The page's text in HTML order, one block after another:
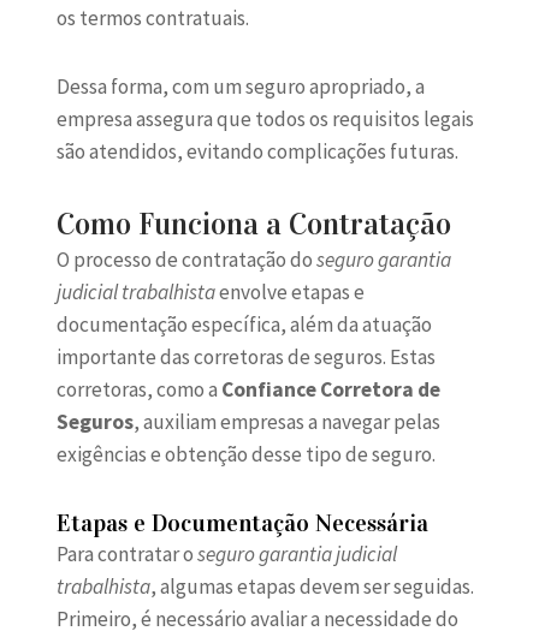
os termos contratuais.
Dessa forma, com um seguro apropriado, a
empresa assegura que todos os requisitos legais
são atendidos, evitando complicações futuras.
Como Funciona a Contratação
O processo de contratação doseguro garantia
judicial trabalhistaenvolve etapas e
documentação específica, além da atuação
importante das corretoras de seguros. Estas
corretoras, como a Confiance Corretora de
Seguros, auxiliam empresas a navegar pelas
exigências e obtenção desse tipo de seguro.
Etapas e Documentação Necessária
Para contratar oseguro garantia judicial
trabalhista, algumas etapas devem ser seguidas.
Primeiro, é necessário avaliar a necessidade do